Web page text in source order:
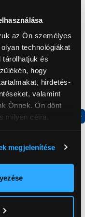
az Ön személyes
technológiákat
tárolhatjuk és
hogy
hirdetés-
valamint
Önnek. Ön dönt
milyen célra.
annak konkrét
aRészletek
megjelenítése
N619EAXL4
hűtőszekrény
999 Ft